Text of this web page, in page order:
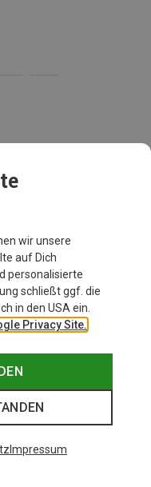
wir unsere
auf Dich
personalisierte
schließt ggf. die
in den USA ein.
Privacy Site.
Impressum